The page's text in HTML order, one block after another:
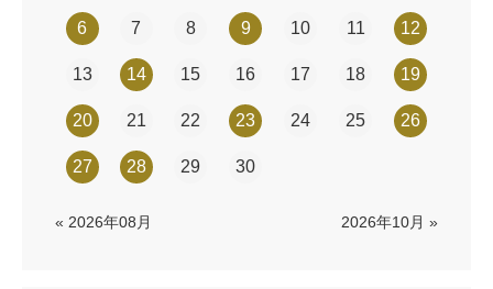
6 7 8 9 10 11 12
13 14 15 16 17 18 19
20 21 22 23 24 25 26
27 28 29 30
« 2026年08月 2026年10月 »